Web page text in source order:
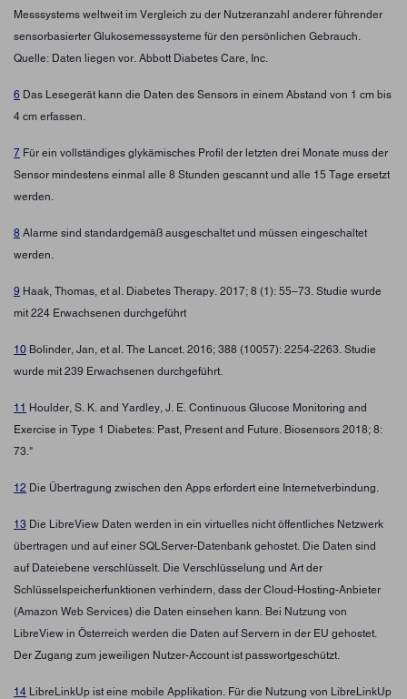
Messsystems weltweit im Vergleich zu der Nutzeranzahl anderer führender
sensorbasierter Glukosemesssysteme für den persönlichen Gebrauch.
Quelle: Daten liegen vor. Abbott Diabetes Care, Inc.
6 Das Lesegerät kann die Daten des Sensors in einem Abstand von 1 cm bis
4 cm erfassen.
7 Für ein vollständiges glykämisches Profil der letzten drei Monate muss der
Sensor mindestens einmal alle 8 Stunden gescannt und alle 15 Tage ersetzt
werden.
8 Alarme sind standardgemäß ausgeschaltet und müssen eingeschaltet
werden.
9 Haak, Thomas, et al. Diabetes Therapy. 2017; 8 (1): 55–73. Studie wurde
mit 224 Erwachsenen durchgeführt
10 Bolinder, Jan, et al. The Lancet. 2016; 388 (10057): 2254-2263. Studie
wurde mit 239 Erwachsenen durchgeführt.
11 Houlder, S. K. and Yardley, J. E. Continuous Glucose Monitoring and
Exercise in Type 1 Diabetes: Past, Present and Future. Biosensors 2018; 8:
73."
12 Die Übertragung zwischen den Apps erfordert eine Internetverbindung.
13 Die LibreView Daten werden in ein virtuelles nicht öffentliches Netzwerk
übertragen und auf einer SQLServer-Datenbank gehostet. Die Daten sind
auf Dateiebene verschlüsselt. Die Verschlüsselung und Art der
Schlüsselspeicherfunktionen verhindern, dass der Cloud-Hosting-Anbieter
(Amazon Web Services) die Daten einsehen kann. Bei Nutzung von
LibreView in Österreich werden die Daten auf Servern in der EU gehostet.
Der Zugang zum jeweiligen Nutzer-Account ist passwortgeschützt.
14 LibreLinkUp ist eine mobile Applikation. Für die Nutzung von LibreLinkUp